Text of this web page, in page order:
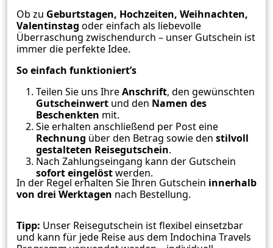
Ob zu Geburtstagen, Hochzeiten, Weihnachten,
Valentinstag oder einfach als liebevolle
Überraschung zwischendurch – unser Gutschein ist
immer die perfekte Idee.
So einfach funktioniert’s
Teilen Sie uns IhreAnschrift , den gewünschten
Gutscheinwert und den Namen des
Beschenkten mit.
Sie erhalten anschließend per Post eine
Rechnung über den Betrag sowie den stilvoll
gestalteten Reisegutschein.
Nach Zahlungseingang kann der Gutschein
sofort eingelöstwerden.
In der Regel erhalten Sie Ihren Gutschein innerhalb
von drei Werktagen nach Bestellung.
Tipp: Unser Reisegutschein ist flexibel einsetzbar
und kann für jede Reise aus dem Indochina Travels